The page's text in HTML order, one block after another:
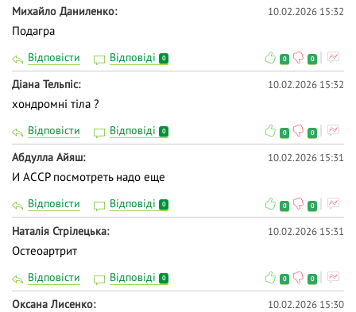
Михайло Даниленко 10.02.2026 15:32
Подагра
Відповісти Відповіді 0 0 0
Діана Тельпіс 10.02.2026 15:32
хондромні тіла ?
Відповісти Відповіді 0 0 0
Абдулла Айяш 10.02.2026 15:31
И АССР посмотреть надо еще
Відповісти Відповіді 0 0 0
Наталія Стрілецька 10.02.2026 15:31
Остеоартрит
Відповісти Відповіді 0 0 0
Оксана Лисенко 10.02.2026 15:30